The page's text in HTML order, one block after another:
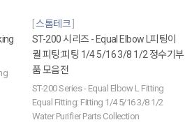
스톰테크
ST-200 시리즈 - Equal Elbow L피팅이
퀄 피팅:피팅 1/4 5/16 3/8 1/2 정수기부
품 모음전
ST-200 Series - Equal Elbow L Fitting
Equal Fitting: Fitting 1/4 5/16 3/8 1/2
Water Purifier Parts Collection